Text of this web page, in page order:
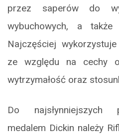
przez saperów do
wybuchowych, a
Najczęściej
ze względu na cechy
wytrzymałość oraz
Do najsłynniejszych
medalem Dickin należy